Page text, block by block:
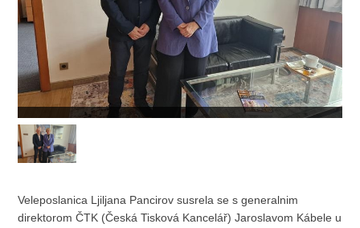
Veleposlanica Ljiljana Pancirov susrela se s generalnim
direktorom ČTK (Česká Tisková Kancelář) Jaroslavom Kábele u